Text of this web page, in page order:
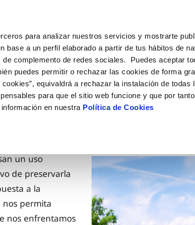
para analizar nuestros servicios y mostrarte
base a un perfil elaborado a partir de tus hábitos de
complemento de redes sociales. Puedes aceptar
puedes permitir o rechazar las cookies de forma
equivaldrá a rechazar la instalación de todas
para que el sitio web funcione y que por
en nuestra Política de Cookies
MODIFICACIÓN DE
Actualizar datos bancarios
Actualizar datos de
VER TODAS LAS GESTIONES
Tu Servicio
fuga interior
COMPROMISO DE SERVICIO
Carta de compromisos
Customer Counsel (Defensa del
Tu Agua
agua
CUIDADOS DEL AGUA
Consejos de ahorro
Conócenos
un uso
de preservarla
a la
nos permita
nos enfrentamos